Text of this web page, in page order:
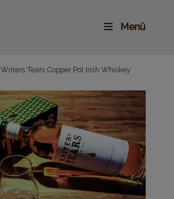
Menü
Writers Tears Copper Pot Irish Whiskey